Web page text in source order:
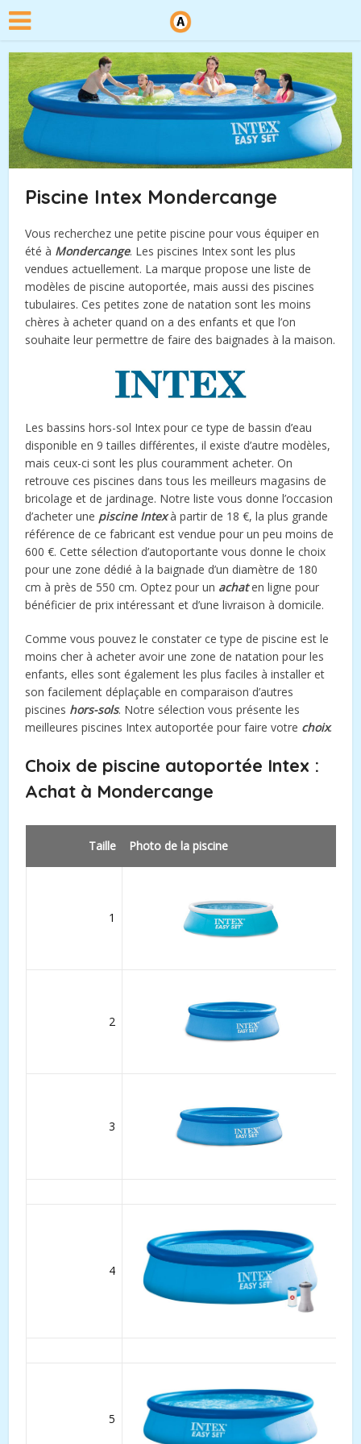
Piscine Intex Mondercange
Vous recherchez une petite piscine pour vous équiper en
été à Mondercange. Les piscines Intex sont les plus
vendues actuellement. La marque propose une liste de
modèles de piscine autoportée, mais aussi des piscines
tubulaires. Ces petites zone de natation sont les moins
chères à acheter quand on a des enfants et que l’on
souhaite leur permettre de faire des baignades à la maison.
Les bassins hors-sol Intex pour ce type de bassin d’eau
disponible en 9 tailles différentes, il existe d’autre modèles,
mais ceux-ci sont les plus couramment acheter. On
retrouve ces piscines dans tous les meilleurs magasins de
bricolage et de jardinage. Notre liste vous donne l’occasion
d’acheter une piscine Intexà partir de 18 €, la plus grande
référence de ce fabricant est vendue pour un peu moins de
600 €. Cette sélection d’autoportante vous donne le choix
pour une zone dédié à la baignade d’un diamètre de 180
cm à près de 550 cm. Optez pour un achaten ligne pour
bénéficier de prix intéressant et d’une livraison à domicile.
Comme vous pouvez le constater ce type de piscine est le
moins cher à acheter avoir une zone de natation pour les
enfants, elles sont également les plus faciles à installer et
son facilement déplaçable en comparaison d’autres
piscines hors-sols. Notre sélection vous présente les
meilleures piscines Intex autoportée pour faire votre choix.
Choix de piscine autoportée Intex :
Achat à Mondercange
Taille Photo de la piscine
1
2
3
4
5